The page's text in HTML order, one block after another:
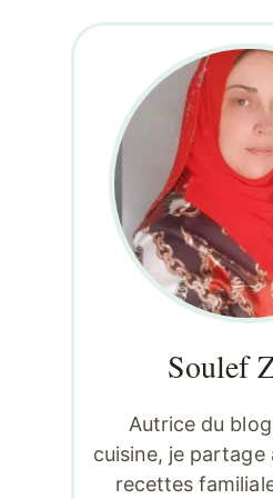
Soulef
Autrice du
cuisine, je partage
recettes